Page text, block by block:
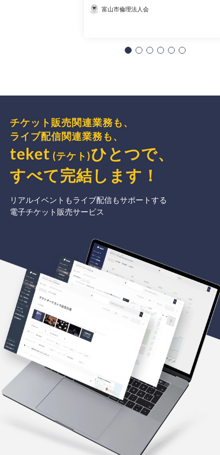
富山市倫理法人会
チケット販売関連業務も、
ライブ配信関連業務も、
teket (テケト)ひとつで、
すべて完結 します ！
リアルイベントもライブ配信もサポートする
電子チケット販売サービス